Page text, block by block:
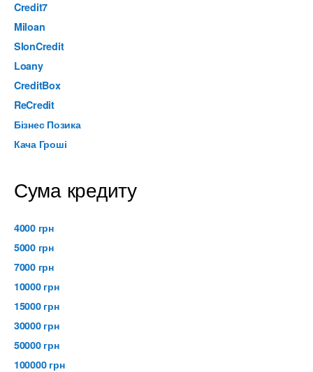
Credit7
Miloan
SlonCredit
Loany
CreditBox
ReCredit
Бізнес Позика
Кача Гроші
Сума кредиту
4000 грн
5000 грн
7000 грн
10000 грн
15000 грн
30000 грн
50000 грн
100000 грн